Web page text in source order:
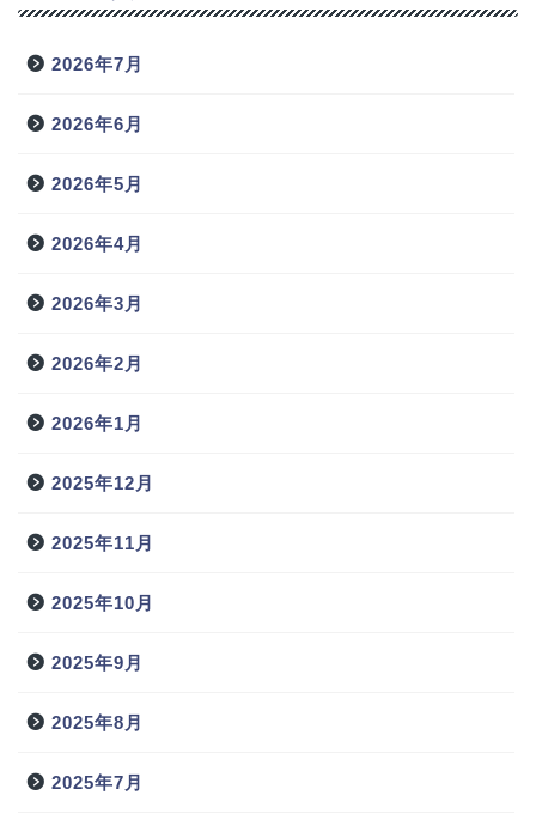
2026年7月
2026年6月
2026年5月
2026年4月
2026年3月
2026年2月
2026年1月
2025年12月
2025年11月
2025年10月
2025年9月
2025年8月
2025年7月